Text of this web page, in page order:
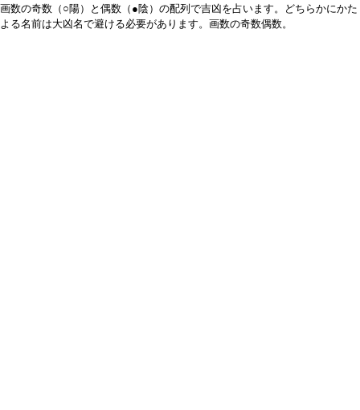
画数の奇数（○陽）と偶数（●陰）の配列で吉凶を占います。どちらかにかた
よる名前は大凶名で避ける必要があります。画数の奇数偶数。